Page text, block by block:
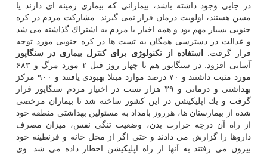
در جایی وجود داشته باشد، بیمارانی كه بیماری زمینه ای دارند یا
مسن هستند، اولویت درمان قرار نمی گیرند. مشاركت مردم در كره
جنوبی بسیار مهم بود و همه اخبار با مردم به اشتراك گذاشته می شد
و عدالت در دسترسی همگان به تست ها در كره جنوبی مورد توجه
قرار گرفت.
استفاده از تكنولوژی برای كنترل بیماری در سنگاپور
آسایی افزود: در سنگاپور هم تا چهار روز قبل ۲ مورد مرگ و ۶۸۳
مورد مثبت داشتند و ۷۰ درصد موارد مبتلا بهبودی یافتند و ۹۰۰ مركز
بهداشتی و درمانی و ۳۹ هزار تست در اختیار مردم سنگاپور قرار
گرفت و یك اپلیكیشن در این كشور ساخته شد تا بیماران مرخصی
شده از بیمارستان ها، هرروز بامداد به مسئولین بهداشتی منطقه خود
از راه آن درجه حرارت بدن، وضعیت تنگی نفس، میزان مصرف
داروها را گزارش می دادند و حتی اگر از محل خانه و قرنطینه خود
بیرون می رفتند به آنها از راه اپلیكیشن اخطار داده می شد. وی